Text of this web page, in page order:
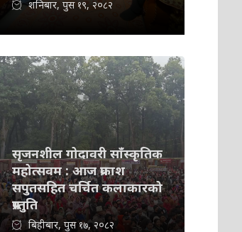
शनिबार, पुस १९, २०८२
सृजनशील गोदावरी साँस्कृतिक
महोत्सवम : आज प्रकाश
सपुतसहित चर्चित कलाकारको
प्रस्तुति
बिहीबार, पुस १७, २०८२